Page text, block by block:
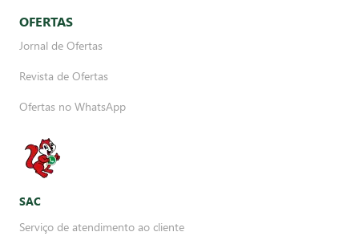
OFERTAS
Jornal de Ofertas
Revista de Ofertas
Ofertas no WhatsApp
SAC
Serviço de atendimento ao cliente